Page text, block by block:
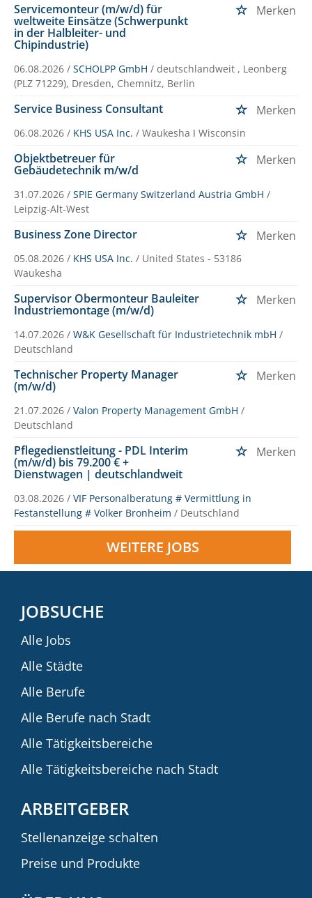
Servicemonteur (m/w/d) für
weltweite Einsätze (Schwerpunkt
in der Halbleiter- und
Chipindustrie)
Merken
06.08.2026 / SCHOLPP GmbH / deutschlandweit , Leonberg
(PLZ 71229), Dresden, Chemnitz, Berlin
Service Business Consultant Merken
06.08.2026 / KHS USA Inc. / Waukesha ǀ Wisconsin
Objektbetreuer für
Gebäudetechnik m/w/d
Merken
31.07.2026 / SPIE Germany Switzerland Austria GmbH /
Leipzig-Alt-West
Business Zone Director Merken
05.08.2026 / KHS USA Inc. / United States - 53186
Waukesha
Supervisor Obermonteur Bauleiter
Industriemontage (m/w/d)
Merken
14.07.2026 / W&K Gesellschaft für Industrietechnik mbH /
Deutschland
Technischer Property Manager
(m/w/d)
Merken
21.07.2026 / Valon Property Management GmbH /
Deutschland
Pflegedienstleitung - PDL Interim
(m/w/d) bis 79.200 € +
Dienstwagen | deutschlandweit
Merken
03.08.2026 / VIF Personalberatung # Vermittlung in
Festanstellung # Volker Bronheim / Deutschland
WEITERE JOBS
JOBSUCHE
Alle Jobs
Alle Städte
Alle Berufe
Alle Berufe nach Stadt
Alle Tätigkeitsbereiche
Alle Tätigkeitsbereiche nach Stadt
ARBEITGEBER
Stellenanzeige schalten
Preise und Produkte